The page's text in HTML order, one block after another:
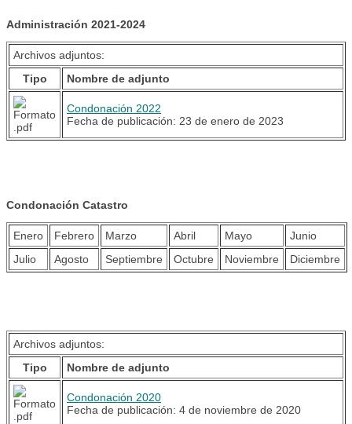
Administración 2021-2024
Archivos adjuntos:
Tipo
Nombre de adjunto
Condonación 2022
Fecha de publicación: 23 de enero de 2023
Condonación Catastro
Enero Febrero Marzo Abril Mayo
Junio
Julio
Agosto Septiembre Octubre Noviembre Diciembre
Archivos adjuntos:
Tipo
Nombre de adjunto
Condonación 2020
Fecha de publicación: 4 de noviembre de 2020